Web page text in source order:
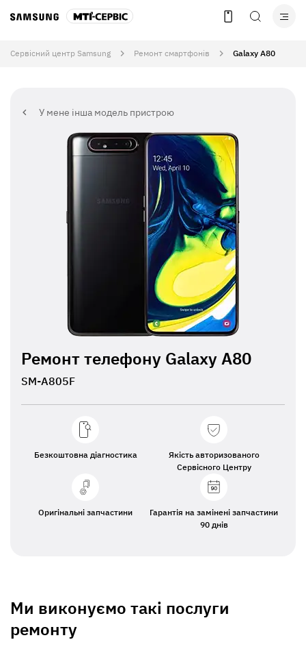
Сервісний центр Samsung Ремонт смартфонів Galaxy A80
У мене інша модель пристрою
Ремонт телефону Galaxy A80
SM-A805F
Безкоштовна діагностика
Якість авторизованого
Сервісного Центру
Оригінальні запчастини
Гарантія на замінені запчастини
90 днів
Ми виконуємо такі послуги
ремонту